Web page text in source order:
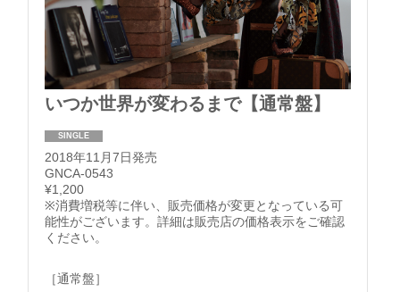
いつか世界が変わるまで【通常盤】
SINGLE
2018年11月7日発売
GNCA-0543
¥1,200
※消費増税等に伴い、販売価格が変更となっている可
能性がございます。詳細は販売店の価格表示をご確認
ください。
［通常盤］